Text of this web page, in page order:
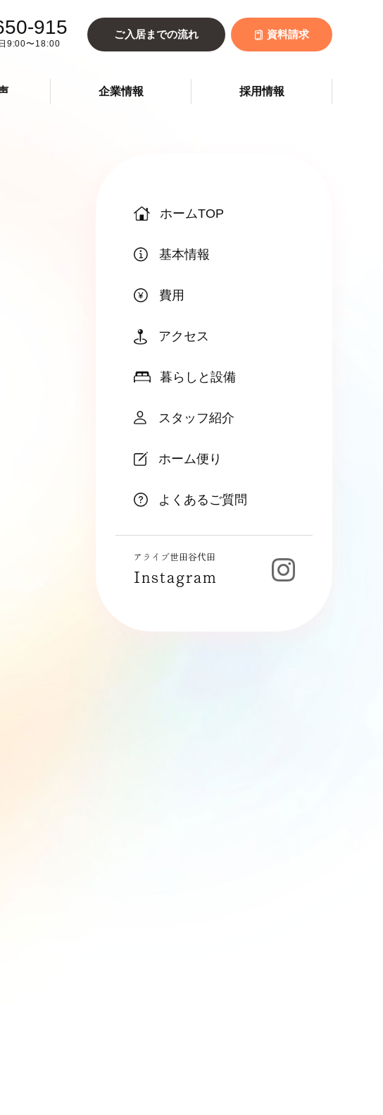
915
9:00〜18:00
ご入居までの流れ 資料請求
企業情報 採用情報
ホームTOP
基本情報
費用
アクセス
暮らしと設備
スタッフ紹介
ホーム便り
よくあるご質問
アライブ世田谷代田
Instagram